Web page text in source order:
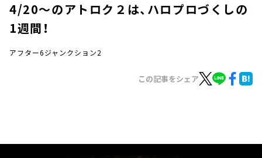
4/20～のアトロク２は、ハロプロづくしの
1週間！
アフター6ジャンクション2
この記事をシェア